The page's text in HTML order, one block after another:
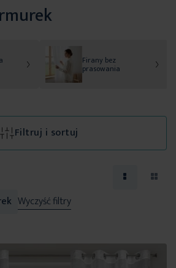
Firany bez
prasowania
Filtruj i sortuj
Wyczyść filtry